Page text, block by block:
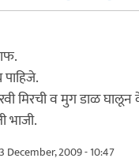
मिरची व मुग डाळ
भाजी.
December, 2009 - 10:47